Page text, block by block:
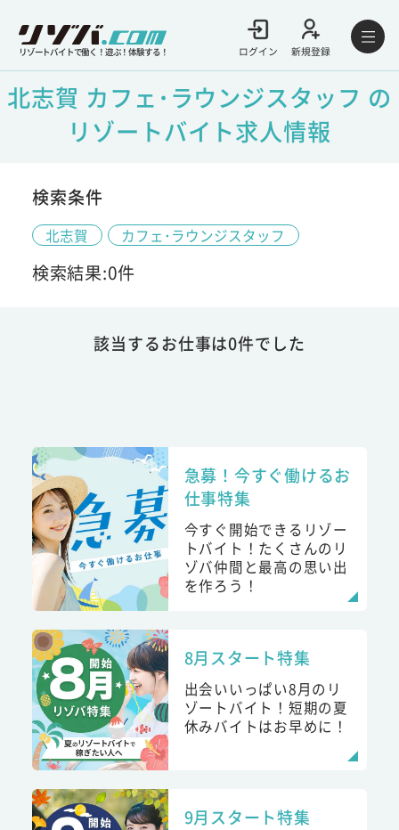
リゾートバイトで働く！遊ぶ！体験する！ ログイン 新規登録
北志賀 カフェ･ラウンジスタッフ の
リゾートバイト求人情報
検索条件
北志賀 カフェ･ラウンジスタッフ
検索結果:0件
該当するお仕事は0件でした
急募！今すぐ働けるお
仕事特集
今すぐ開始できるリゾー
トバイト！たくさんのリ
ゾバ仲間と最高の思い出
を作ろう！
8月スタート特集
出会いいっぱい8月のリ
ゾートバイト！短期の夏
休みバイトはお早めに！
9月スタート特集